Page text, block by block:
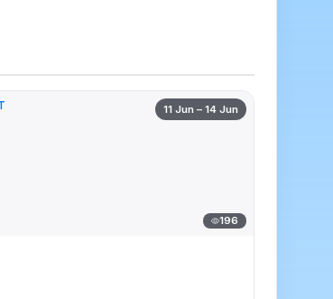
11 Jun – 14 Jun
196